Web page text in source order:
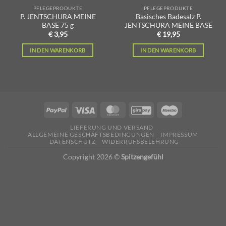
PFLEGEPRODUKTE
P. JENTSCHURA MEINE
BASE 75 g
€ 3,95
IN DEN WARENKORB
PFLEGEPRODUKTE
Basisches Badesalz P.
JENTSCHURA MEINE BASE
€ 19,95
IN DEN WARENKORB
LIEFERUNG UND VERSAND
ALLGEMEINE GESCHÄFTSBEDINGUNGEN
IMPRESSUM
DATENSCHUTZ
WIDERRUFSBELEHRUNG
Copyright 2026 ©Spitzengefühl